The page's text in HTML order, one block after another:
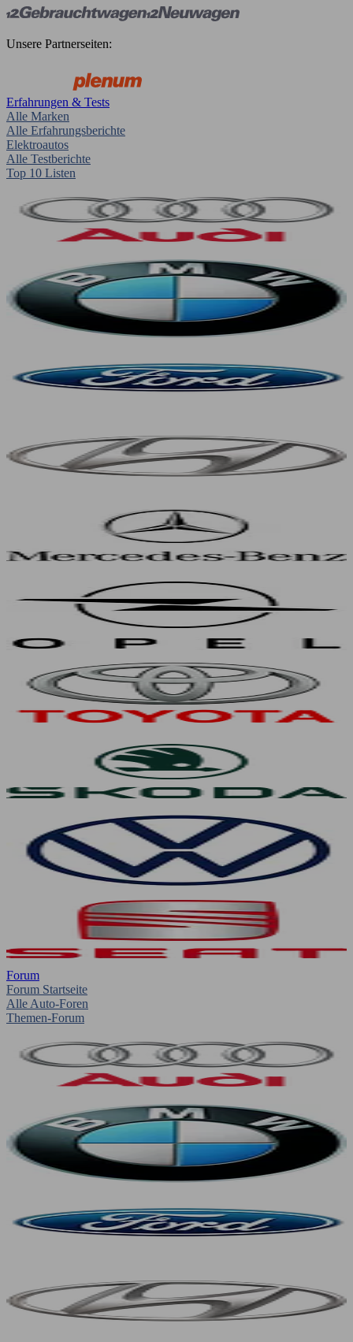
Unsere Partnerseiten:
Erfahrungen & Tests
Alle Marken
Alle Erfahrungsberichte
Elektroautos
Alle Testberichte
Top 10 Listen
Forum
Forum Startseite
Alle Auto-Foren
Themen-Forum